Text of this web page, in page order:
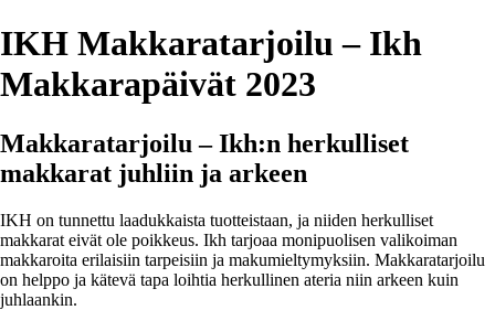
IKH Makkaratarjoilu – Ikh
Makkarapäivät 2023
Makkaratarjoilu – Ikh:n herkulliset
makkarat juhliin ja arkeen
IKH on tunnettu laadukkaista tuotteistaan, ja niiden herkulliset
makkarat eivät ole poikkeus. Ikh tarjoaa monipuolisen valikoiman
makkaroita erilaisiin tarpeisiin ja makumieltymyksiin. Makkaratarjoilu
on helppo ja kätevä tapa loihtia herkullinen ateria niin arkeen kuin
juhlaankin.